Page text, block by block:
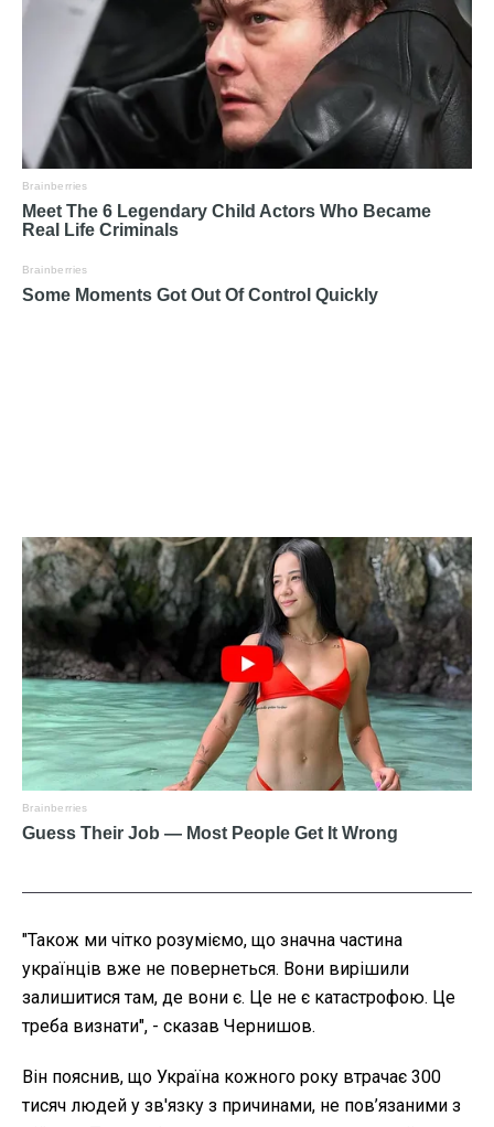
"Також ми чітко розуміємо, що значна частина
українців вже не повернеться. Вони вирішили
залишитися там, де вони є. Це не є катастрофою. Це
треба визнати", - сказав Чернишов.
Він пояснив, що Україна кожного року втрачає 300
тисяч людей у зв'язку з причинами, не пов’язаними з